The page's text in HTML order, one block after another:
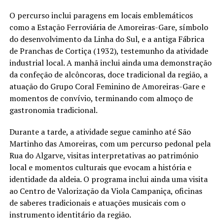
O percurso inclui paragens em locais emblemáticos
como a Estação Ferroviária de Amoreiras-Gare, símbolo
do desenvolvimento da Linha do Sul, e a antiga Fábrica
de Pranchas de Cortiça (1932), testemunho da atividade
industrial local. A manhã inclui ainda uma demonstração
da confeção de alcôncoras, doce tradicional da região, a
atuação do Grupo Coral Feminino de Amoreiras-Gare e
momentos de convívio, terminando com almoço de
gastronomia tradicional.
Durante a tarde, a atividade segue caminho até São
Martinho das Amoreiras, com um percurso pedonal pela
Rua do Algarve, visitas interpretativas ao património
local e momentos culturais que evocam a história e
identidade da aldeia. O programa inclui ainda uma visita
ao Centro de Valorização da Viola Campaniça, oficinas
de saberes tradicionais e atuações musicais com o
instrumento identitário da região.